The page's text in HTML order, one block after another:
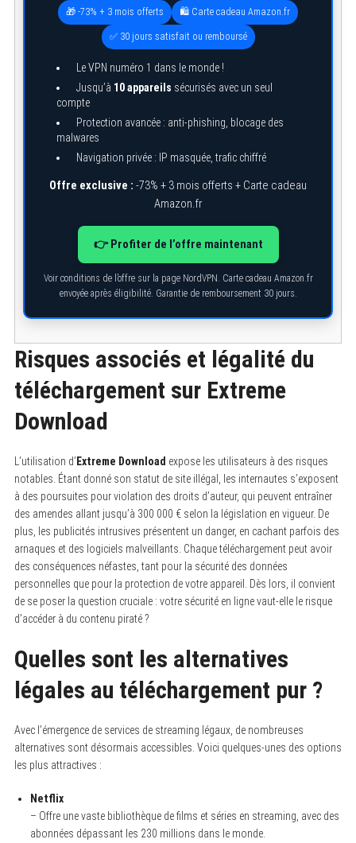
🎁 -73% + 3 mois offerts 🛍️ Carte cadeau Amazon.fr
✅ 30 jours satisfait ou remboursé
Le VPN numéro 1 dans le monde !
Jusqu’à 10 appareils sécurisés avec un seul
compte
Protection avancée : anti-phishing, blocage des
malwares
Navigation privée : IP masquée, trafic chiffré
Offre exclusive : -73% + 3 mois offerts + Carte cadeau
Amazon.fr
👉 Profiter de l’offre maintenant
Voir conditions de l’offre sur la page NordVPN. Carte cadeau Amazon.fr
envoyée après éligibilité. Garantie de remboursement 30 jours.
Risques associés et légalité du
téléchargement sur Extreme
Download
L’utilisation d’ Extreme Download expose les utilisateurs à des risques
notables. Étant donné son statut de site illégal, les internautes s’exposent
à des poursuites pour violation des droits d’auteur, qui peuvent entraîner
des amendes allant jusqu’à 300 000 € selon la législation en vigueur. De
plus, les publicités intrusives présentent un danger, en cachant parfois des
arnaques et des logiciels malveillants. Chaque téléchargement peut avoir
des conséquences néfastes, tant pour la sécurité des données
personnelles que pour la protection de votre appareil. Dès lors, il convient
de se poser la question cruciale : votre sécurité en ligne vaut-elle le risque
d’accéder à du contenu piraté ?
Quelles sont les alternatives
légales au téléchargement pur ?
Avec l’émergence de services de streaming légaux, de nombreuses
alternatives sont désormais accessibles. Voici quelques-unes des options
les plus attractives :
Netflix
– Offre une vaste bibliothèque de films et séries en streaming, avec des
abonnées dépassant les 230 millions dans le monde.